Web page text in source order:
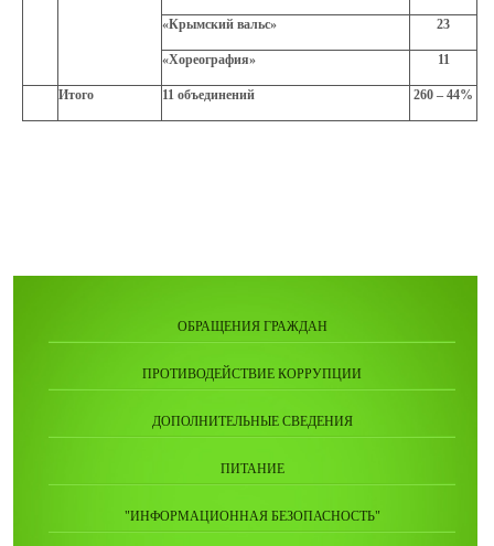
«Крымский вальс» 23
«Хореография» 11
Итого 11 объединений 260 – 44%
ОБРАЩЕНИЯ ГРАЖДАН
ПРОТИВОДЕЙСТВИЕ КОРРУПЦИИ
ДОПОЛНИТЕЛЬНЫЕ СВЕДЕНИЯ
ПИТАНИЕ
"ИНФОРМАЦИОННАЯ БЕЗОПАСНОСТЬ"